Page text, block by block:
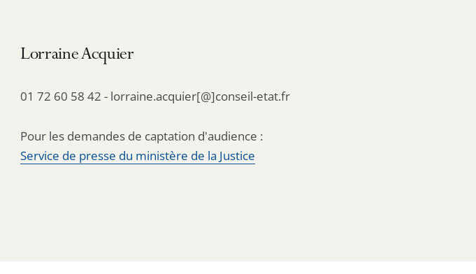
Lorraine Acquier
01 72 60 58 42 - lorraine.acquier[@]conseil-etat.fr
Pour les demandes de captation d'audience :
Service de presse du ministère de la Justice